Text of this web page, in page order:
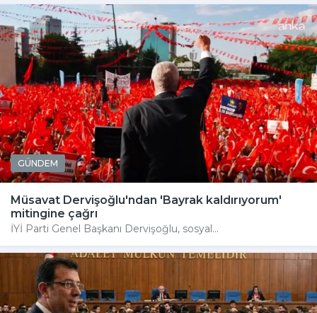
GÜNDEM
Müsavat Dervişoğlu'ndan 'Bayrak kaldırıyorum'
mitingine çağrı
İYİ Parti Genel Başkanı Dervişoğlu, sosyal...